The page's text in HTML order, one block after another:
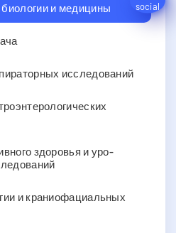
и медицины
исследований
здоровья и уро-
и краниофациальных